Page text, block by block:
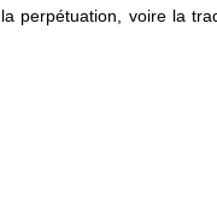
perpétuation, voire la